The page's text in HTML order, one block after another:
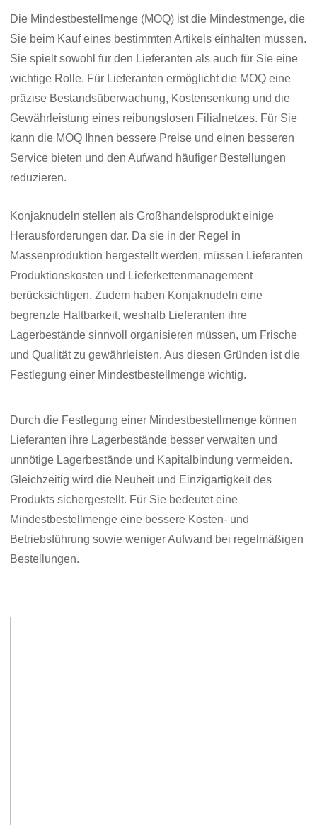
Die Mindestbestellmenge (MOQ) ist die Mindestmenge, die
Sie beim Kauf eines bestimmten Artikels einhalten müssen.
Sie spielt sowohl für den Lieferanten als auch für Sie eine
wichtige Rolle. Für Lieferanten ermöglicht die MOQ eine
präzise Bestandsüberwachung, Kostensenkung und die
Gewährleistung eines reibungslosen Filialnetzes. Für Sie
kann die MOQ Ihnen bessere Preise und einen besseren
Service bieten und den Aufwand häufiger Bestellungen
reduzieren.
Konjaknudeln stellen als Großhandelsprodukt einige
Herausforderungen dar. Da sie in der Regel in
Massenproduktion hergestellt werden, müssen Lieferanten
Produktionskosten und Lieferkettenmanagement
berücksichtigen. Zudem haben Konjaknudeln eine
begrenzte Haltbarkeit, weshalb Lieferanten ihre
Lagerbestände sinnvoll organisieren müssen, um Frische
und Qualität zu gewährleisten. Aus diesen Gründen ist die
Festlegung einer Mindestbestellmenge wichtig.
Durch die Festlegung einer Mindestbestellmenge können
Lieferanten ihre Lagerbestände besser verwalten und
unnötige Lagerbestände und Kapitalbindung vermeiden.
Gleichzeitig wird die Neuheit und Einzigartigkeit des
Produkts sichergestellt. Für Sie bedeutet eine
Mindestbestellmenge eine bessere Kosten- und
Betriebsführung sowie weniger Aufwand bei regelmäßigen
Bestellungen.